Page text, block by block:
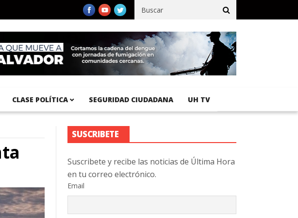
Internacional del Pacífico registra 92 % de avance en obras de terracería
CLASE POLÍTICA SEGURIDAD CIUDADANA UH TV
SUSCRIBETE
Suscribete y recibe las noticias de Última Hora
en tu correo electrónico.
Email